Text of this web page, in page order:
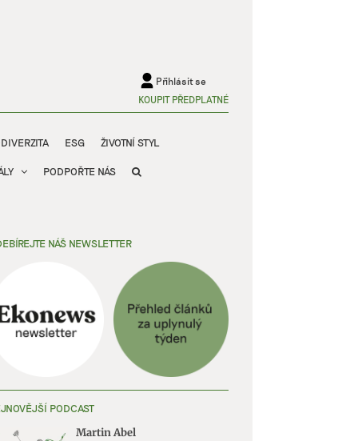
Přihlásit se
KOUPIT PŘEDPLATNÉ
ESG ŽIVOTNÍ STYL
PODPOŘTE NÁS
NÁŠ NEWSLETTER
PODCAST
Martin Abel